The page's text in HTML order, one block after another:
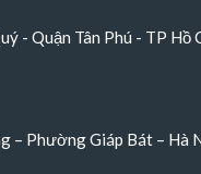
- Quận Tân Phú - TP Hồ
– Phường Giáp Bát – Hà